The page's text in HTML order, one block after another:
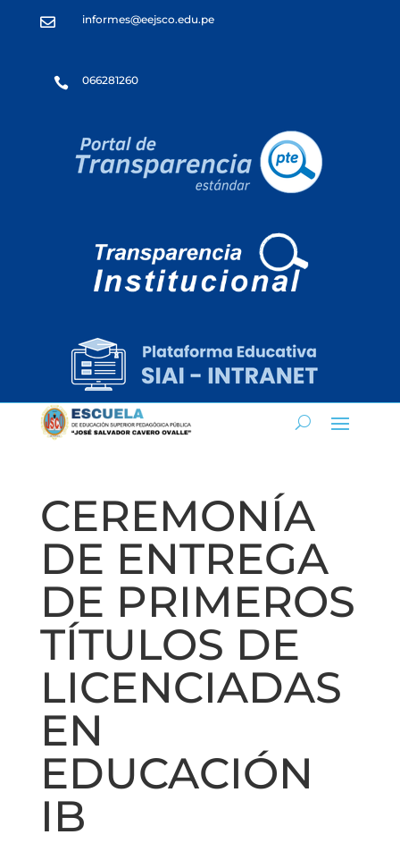
 informes@eejsco.edu.pe
 066281260
CEREMONÍA
DE ENTREGA
DE PRIMEROS
TÍTULOS DE
LICENCIADAS
EN
EDUCACIÓN
IB